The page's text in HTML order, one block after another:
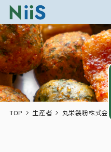
TOP 生産者 丸栄製粉株式会社